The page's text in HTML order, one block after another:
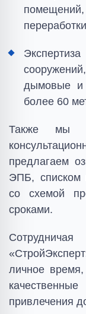
дымовые и
более 60
Также мы
предлагаем
ЭПБ, списком
со схемой
сроками.
личное время,
привлечения